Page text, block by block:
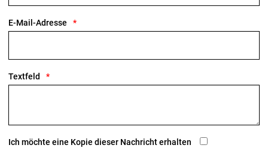
E-Mail-Adresse
Textfeld
Ich möchte eine Kopie dieser Nachricht erhalten